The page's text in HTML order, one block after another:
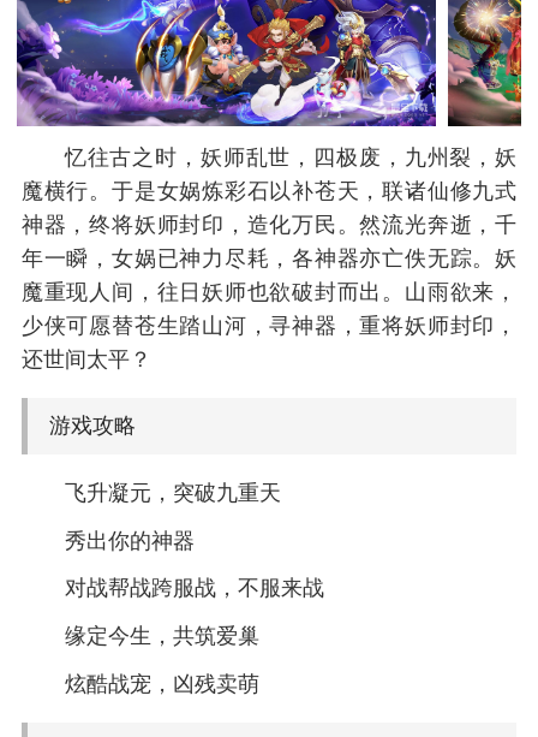
忆往古之时，妖师乱世，四极废，九州裂，妖
魔横行。于是女娲炼彩石以补苍天，联诸仙修九式
神器，终将妖师封印，造化万民。然流光奔逝，千
年一瞬，女娲已神力尽耗，各神器亦亡佚无踪。妖
魔重现人间，往日妖师也欲破封而出。山雨欲来，
少侠可愿替苍生踏山河，寻神器，重将妖师封印，
还世间太平？
游戏攻略
飞升凝元，突破九重天
秀出你的神器
对战帮战跨服战，不服来战
缘定今生，共筑爱巢
炫酷战宠，凶残卖萌